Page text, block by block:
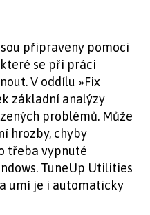
připraveny pomoci
se při práci
V oddílu »Fix
základní analýzy
problémů. Může
hrozby, chyby
třeba vypnuté
TuneUp Utilities
umí je i automaticky